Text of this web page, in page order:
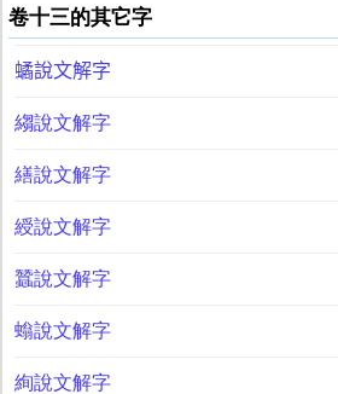
卷十三的其它字
𧑐說文解字
縐說文解字
繕說文解字
綬說文解字
蠶說文解字
螉說文解字
絢說文解字